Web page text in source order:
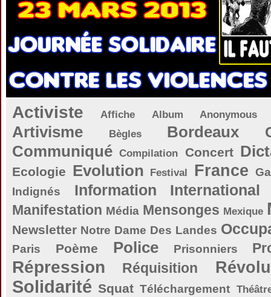
Activiste Affiche Album Anonymous
Artivisme Bègles Bordeaux
Communiqué Compilation Concert
Ecologie Evolution Festival France
Indignés
Information International
Manifestation Média Mensonges Mexique
Newsletter Notre Dame Des Landes
Paris Poème Police Prisonniers
Répression Réquisition
Solidarité Squat Téléchargement